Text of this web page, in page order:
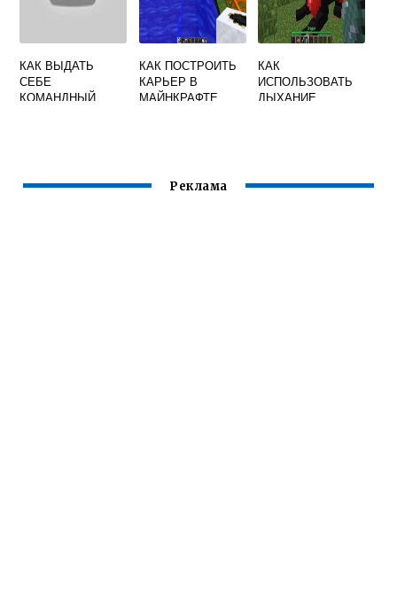
КАК ВЫДАТЬ
СЕБЕ
КОМАНДНЫЙ
КАК ПОСТРОИТЬ
КАРЬЕР В
МАЙНКРАФТЕ
КАК
ИСПОЛЬЗОВАТЬ
ДЫХАНИЕ
Реклама